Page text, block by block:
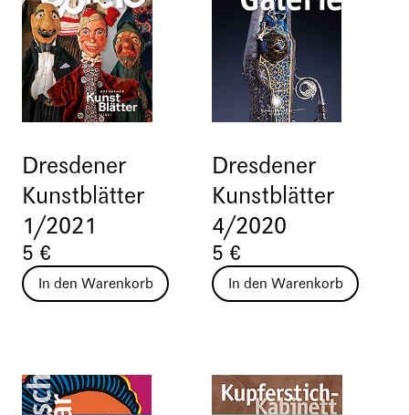
Dresdener
Kunstblätter
1/2021
5 €
In den Warenkorb
Dresdener
Kunstblätter
4/2020
5 €
In den Warenkorb